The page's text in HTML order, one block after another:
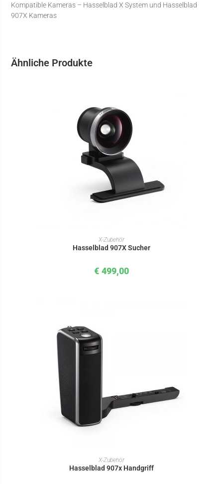
Kompatible Kameras – Hasselblad X System und Hasselblad
907X Kameras
Ähnliche Produkte
IN DEN WARENKORB
X-Zubehör
Hasselblad 907X Sucher
€ 499,00
IN DEN WARENKORB
X-Zubehör
Hasselblad 907x Handgriff